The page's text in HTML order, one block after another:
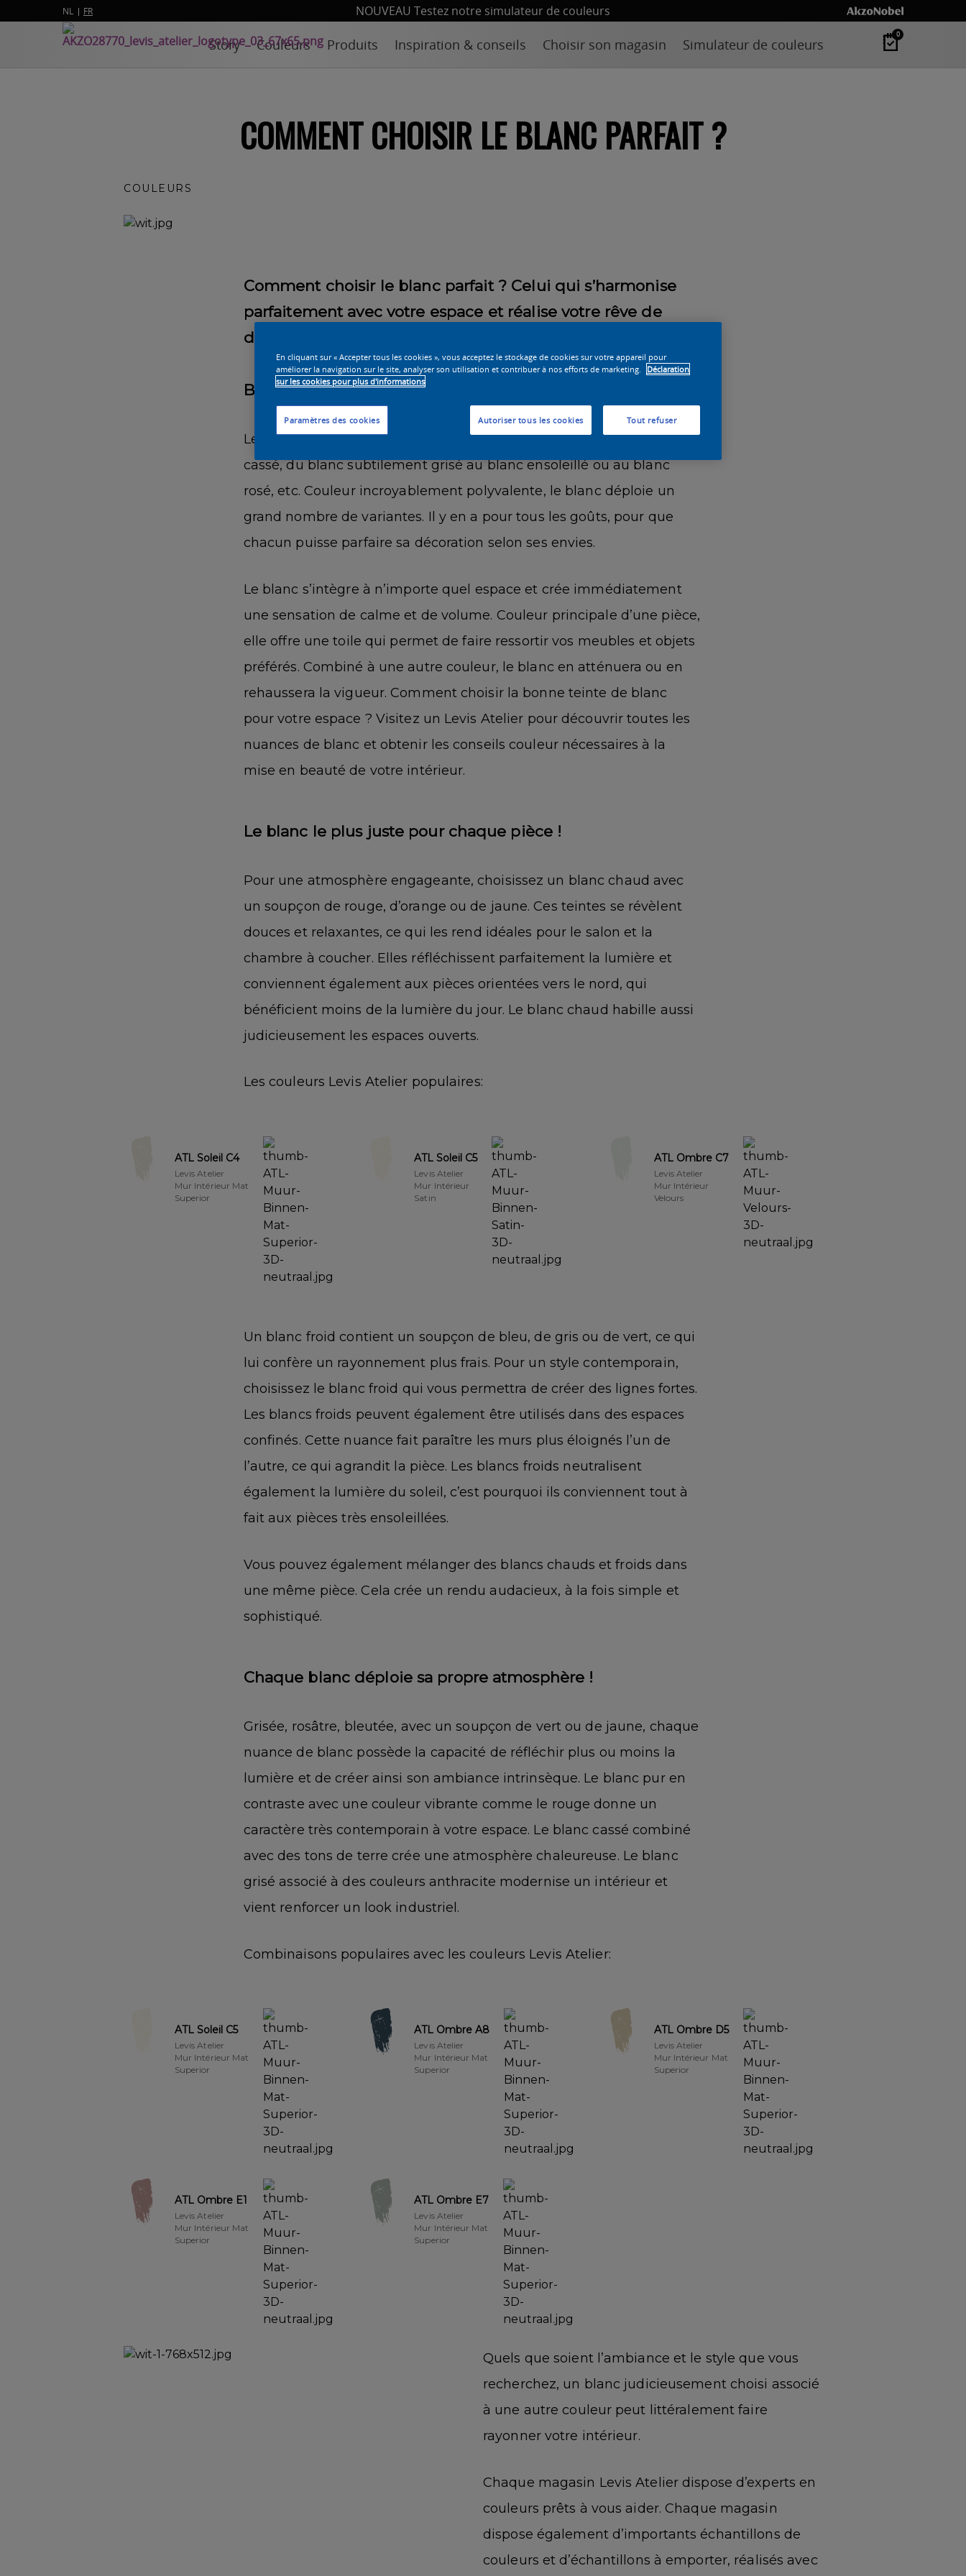
NL FR NOUVEAU Testez notre simulateur de couleurs
Story Couleurs Produits Inspiration & conseils Choisir son magasin Simulateur de couleurs
0
COMMENT CHOISIR LE BLANC PARFAIT ?
COULEURS
Comment choisir le blanc parfait ? Celui qui s’harmonise
parfaitement avec votre espace et réalise votre rêve de
déco ?
Blanc ou blanc : comment choisir ?
Le blanc existe dans mille-et-une nuances, du blanc pur au blanc
cassé, du blanc subtilement grisé au blanc ensoleillé ou au blanc
rosé, etc. Couleur incroyablement polyvalente, le blanc déploie un
grand nombre de variantes. Il y en a pour tous les goûts, pour que
chacun puisse parfaire sa décoration selon ses envies.
Le blanc s’intègre à n’importe quel espace et crée immédiatement
une sensation de calme et de volume. Couleur principale d’une pièce,
elle offre une toile qui permet de faire ressortir vos meubles et objets
préférés. Combiné à une autre couleur, le blanc en atténuera ou en
rehaussera la vigueur. Comment choisir la bonne teinte de blanc
pour votre espace ? Visitez un Levis Atelier pour découvrir toutes les
nuances de blanc et obtenir les conseils couleur nécessaires à la
mise en beauté de votre intérieur.
Le blanc le plus juste pour chaque pièce !
Pour une atmosphère engageante, choisissez un blanc chaud avec
un soupçon de rouge, d’orange ou de jaune. Ces teintes se révèlent
douces et relaxantes, ce qui les rend idéales pour le salon et la
chambre à coucher. Elles réfléchissent parfaitement la lumière et
conviennent également aux pièces orientées vers le nord, qui
bénéficient moins de la lumière du jour. Le blanc chaud habille aussi
judicieusement les espaces ouverts.
Les couleurs Levis Atelier populaires:
ATL Soleil C4
Levis Atelier
Mur Intérieur Mat
Superior
ATL Soleil C5
Levis Atelier
Mur Intérieur
Satin
ATL Ombre C7
Levis Atelier
Mur Intérieur
Velours
Un blanc froid contient un soupçon de bleu, de gris ou de vert, ce qui
lui confère un rayonnement plus frais. Pour un style contemporain,
choisissez le blanc froid qui vous permettra de créer des lignes fortes.
Les blancs froids peuvent également être utilisés dans des espaces
confinés. Cette nuance fait paraître les murs plus éloignés l’un de
l’autre, ce qui agrandit la pièce. Les blancs froids neutralisent
également la lumière du soleil, c’est pourquoi ils conviennent tout à
fait aux pièces très ensoleillées.
Vous pouvez également mélanger des blancs chauds et froids dans
une même pièce. Cela crée un rendu audacieux, à la fois simple et
sophistiqué.
Chaque blanc déploie sa propre atmosphère !
Grisée, rosâtre, bleutée, avec un soupçon de vert ou de jaune, chaque
nuance de blanc possède la capacité de réfléchir plus ou moins la
lumière et de créer ainsi son ambiance intrinsèque. Le blanc pur en
contraste avec une couleur vibrante comme le rouge donne un
caractère très contemporain à votre espace. Le blanc cassé combiné
avec des tons de terre crée une atmosphère chaleureuse. Le blanc
grisé associé à des couleurs anthracite modernise un intérieur et
vient renforcer un look industriel.
Combinaisons populaires avec les couleurs Levis Atelier:
ATL Soleil C5
Levis Atelier
Mur Intérieur Mat
Superior
ATL Ombre A8
Levis Atelier
Mur Intérieur Mat
Superior
ATL Ombre D5
Levis Atelier
Mur Intérieur Mat
Superior
ATL Ombre E1
Levis Atelier
Mur Intérieur Mat
Superior
ATL Ombre E7
Levis Atelier
Mur Intérieur Mat
Superior
Quels que soient l’ambiance et le style que vous
recherchez, un blanc judicieusement choisi associé
à une autre couleur peut littéralement faire
rayonner votre intérieur.
Chaque magasin Levis Atelier dispose d’experts en
couleurs prêts à vous aider. Chaque magasin
dispose également d’importants échantillons de
couleurs et d’échantillons à emporter, réalisés avec
En cliquant sur « Accepter tous les cookies », vous acceptez le stockage de cookies sur votre appareil pour
améliorer la navigation sur le site, analyser son utilisation et contribuer à nos efforts de marketing.
Déclaration
sur les cookies pour plus d'informations
Paramètres des cookies Tout refuser
Autoriser tous les cookies